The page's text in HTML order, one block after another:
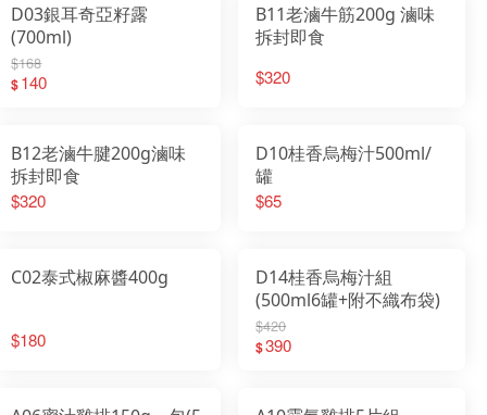
D03銀耳奇亞籽露
(700ml)
$168
$140
B11老滷牛筋200g 滷味
拆封即食
$320
B12老滷牛腱200g滷味
拆封即食
$320
D10桂香烏梅汁500ml/
罐
$65
C02泰式椒麻醬400g
$180
D14桂香烏梅汁組
(500ml6罐+附不織布袋)
$420
$390